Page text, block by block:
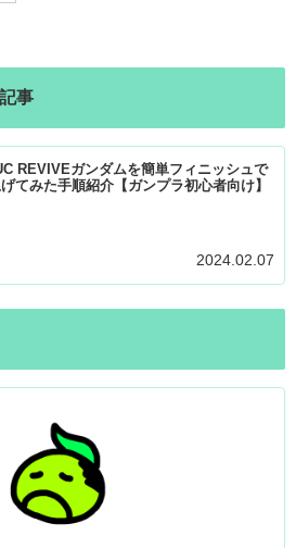
事
REVIVEガンダムを簡単フィニッシュで
てみた手順紹介【ガンプラ初心者向け】
2024.02.07